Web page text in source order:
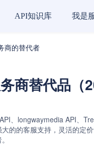
API知识库 我是
商的替代者
商替代品（
、longwaymedia API、
的的客服支持，灵活的定